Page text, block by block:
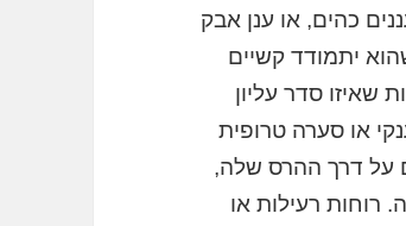
כהים, או ענן אבק
יתמודד קשיים
שאיזו סדר עליון
או סערה טרופית
על דרך ההרס שלה,
רוחות רעילות או